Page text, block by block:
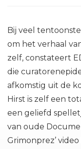
Bij veel
om het verhaal
zelf, constateert
die
afkomstig uit de
Hirst is zelf een
een geliefd
van oude
Grimonprez’